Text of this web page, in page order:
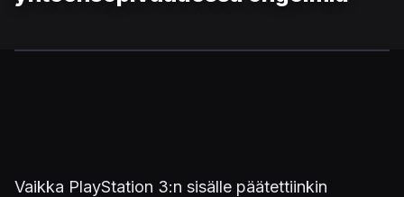
Vaikka PlayStation 3:n sisälle päätettiinkin